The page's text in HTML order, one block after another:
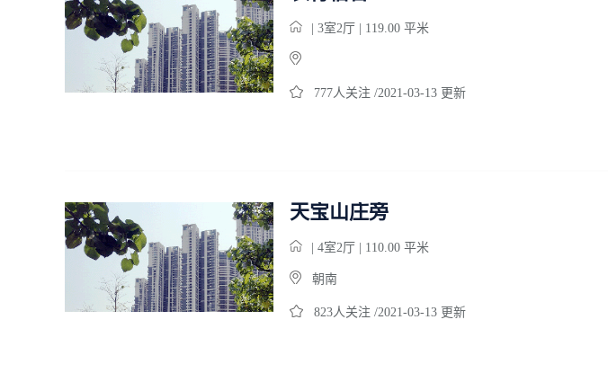
| 3室2厅 | 119.00 平米
777人关注 /2021-03-13 更新
天宝山庄旁
| 4室2厅 | 110.00 平米
朝南
823人关注 /2021-03-13 更新